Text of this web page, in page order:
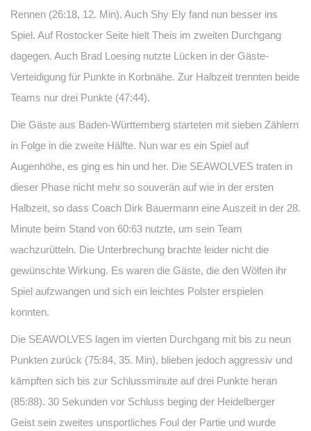
Rennen (26:18, 12. Min). Auch Shy Ely fand nun besser ins
Spiel. Auf Rostocker Seite hielt Theis im zweiten Durchgang
dagegen. Auch Brad Loesing nutzte Lücken in der Gäste-
Verteidigung für Punkte in Korbnähe. Zur Halbzeit trennten beide
Teams nur drei Punkte (47:44).
Die Gäste aus Baden-Württemberg starteten mit sieben Zählern
in Folge in die zweite Hälfte. Nun war es ein Spiel auf
Augenhöhe, es ging es hin und her. Die SEAWOLVES traten in
dieser Phase nicht mehr so souverän auf wie in der ersten
Halbzeit, so dass Coach Dirk Bauermann eine Auszeit in der 28.
Minute beim Stand von 60:63 nutzte, um sein Team
wachzurütteln. Die Unterbrechung brachte leider nicht die
gewünschte Wirkung. Es waren die Gäste, die den Wölfen ihr
Spiel aufzwangen und sich ein leichtes Polster erspielen
konnten.
Die SEAWOLVES lagen im vierten Durchgang mit bis zu neun
Punkten zurück (75:84, 35. Min), blieben jedoch aggressiv und
kämpften sich bis zur Schlussminute auf drei Punkte heran
(85:88). 30 Sekunden vor Schluss beging der Heidelberger
Geist sein zweites unsportliches Foul der Partie und wurde